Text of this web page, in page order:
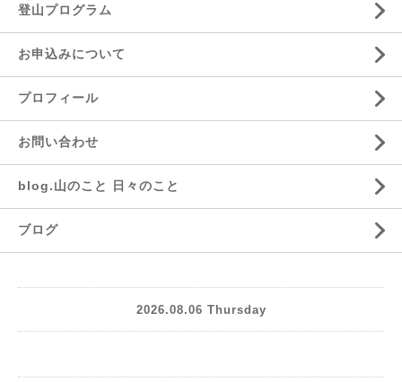
登山プログラム
お申込みについて
プロフィール
お問い合わせ
blog.山のこと 日々のこと
ブログ
2026.08.06 Thursday